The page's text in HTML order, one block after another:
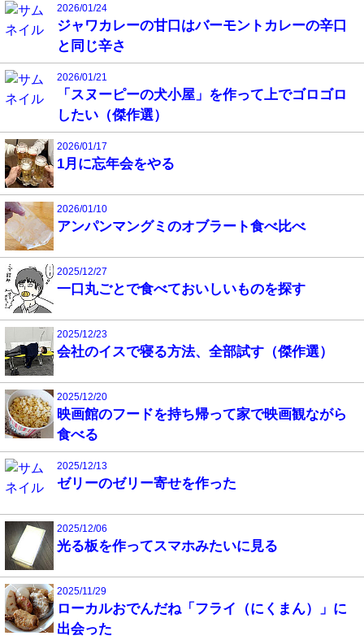
2026/01/24
ジャワカレーの甘口はバーモントカレーの辛口
と同じ辛さ
2026/01/21
「スヌーピーの犬小屋」を作って上でゴロゴロ
したい（傑作選）
2026/01/17
1月に忘年会をやる
2026/01/10
アンパンマングミのオブラート食べ比べ
2025/12/27
一口丸ごとで食べておいしいものを探す
2025/12/23
会社のイスで寝る方法、全部試す（傑作選）
2025/12/20
映画館のフードを持ち帰って家で映画観ながら
食べる
2025/12/13
ゼリーのゼリー寄せを作った
2025/12/06
光る板を作ってスマホみたいに見る
2025/11/29
ローカルおでんだね「フライ（にくまん）」に
出会った